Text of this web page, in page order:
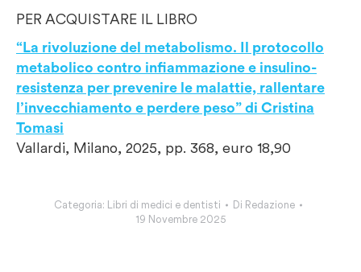
PER ACQUISTARE IL LIBRO
“La rivoluzione del metabolismo. Il protocollo
metabolico contro infiammazione e insulino-
resistenza per prevenire le malattie, rallentare
l’invecchiamento e perdere peso” di Cristina
Tomasi
Vallardi, Milano, 2025, pp. 368, euro 18,90
Categoria: Libri di medici e dentisti Di Redazione
19 Novembre 2025